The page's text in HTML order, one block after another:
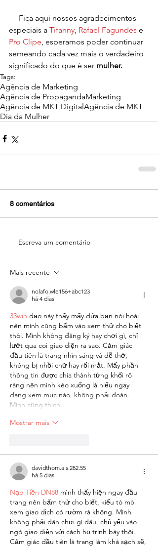
especiais a Tifanny, Rafael Fagundes e
Pro Clipe, esperamos poder continuar
semeando cada vez mais o verdadeiro
significado do que é ser mulher.
Tags:
Agência de Marketing
Agência de PropagandaMarketing
Agência de MKT Digital Agência de MKT
Dia da Mulher
8 comentários
Escreva um comentário
Mais recente
nolafo.wle156+abc123
há 4 dias
33win dạo này thấy mấy đứa bạn nói hoài
nên mình cũng bấm vào xem thử cho biết
thôi. Mình không đăng ký hay chơi gì, chỉ
lướt qua coi giao diện ra sao. Cảm giác
đầu tiên là trang nhìn sáng và dễ thở,
không bị nhồi chữ hay rối mắt. Mấy phần
thông tin được chia thành từng khối rõ
ràng nên mình kéo xuống là hiểu ngay
đang xem mục nào, không phải đoán.
Mình cũng thích…
Mostrar mais
davidthom.a.s.282.55
há 5 dias
Nạp Tiền DN88 mình thấy hiện ngay đầu
trang nên bấm thử cho biết, kiểu tò mò
xem giao dịch có rườm rà không. Mình
không phải dân chơi gì đâu, chủ yếu vào
ngó giao diện với cách họ trình bày thôi.
Cảm giác đầu tiên là trang làm khá sạch sẽ,